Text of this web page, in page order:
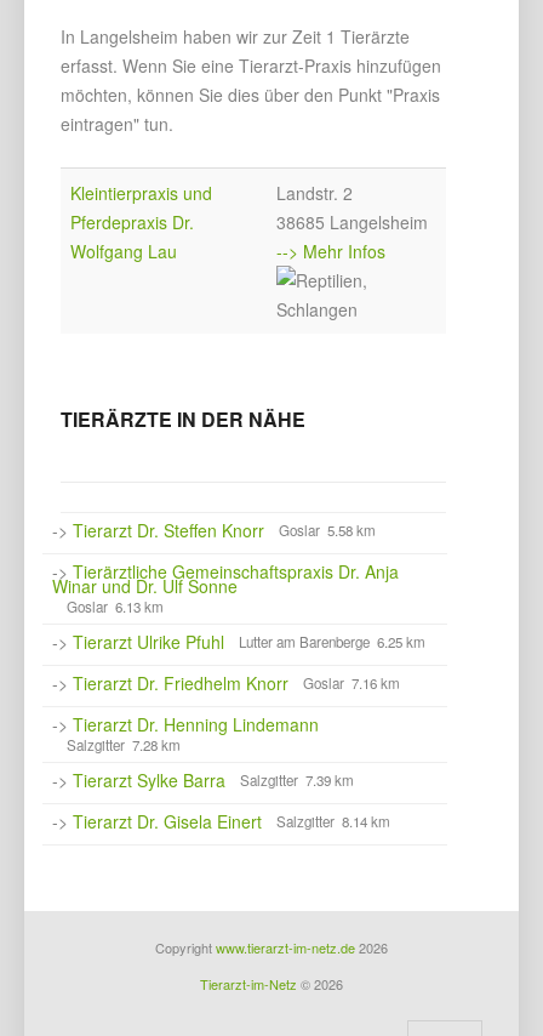
In Langelsheim haben wir zur Zeit 1 Tierärzte
erfasst. Wenn Sie eine Tierarzt-Praxis hinzufügen
möchten, können Sie dies über den Punkt "Praxis
eintragen" tun.
Kleintierpraxis und
Pferdepraxis Dr.
Wolfgang Lau
Landstr. 2
38685 Langelsheim
--> Mehr Infos
TIERÄRZTE IN DER NÄHE
-> Tierarzt Dr. Steffen Knorr Goslar 5.58 km
-> Tierärztliche Gemeinschaftspraxis Dr. Anja
Winar und Dr. Ulf Sonne
Goslar 6.13 km
-> Tierarzt Ulrike Pfuhl Lutter am Barenberge 6.25 km
-> Tierarzt Dr. Friedhelm Knorr Goslar 7.16 km
-> Tierarzt Dr. Henning Lindemann
Salzgitter 7.28 km
-> Tierarzt Sylke Barra Salzgitter 7.39 km
-> Tierarzt Dr. Gisela Einert Salzgitter 8.14 km
Copyrightwww.tierarzt-im-netz.de2026
Tierarzt-im-Netz © 2026